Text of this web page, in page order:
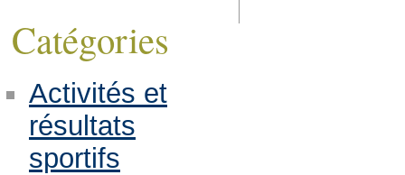
Catégories
Activités et
résultats
sportifs